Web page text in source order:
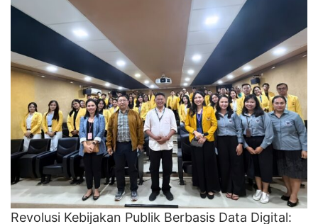
Revolusi Kebijakan Publik Berbasis Data Digital: